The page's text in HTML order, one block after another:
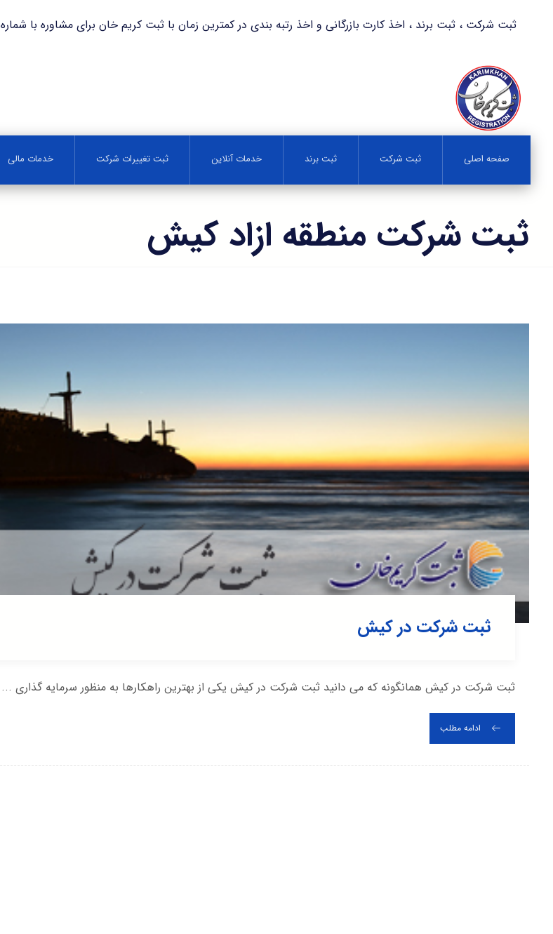
ثبت شرکت ، ثبت برند ، اخذ کارت بازرگانی و اخذ رتبه بندی در کمترین زمان با ثبت کریم خان برای مشاوره با شماره ۸۷۱۴۶ تماس حاصل فرمایید.
صفحه اصلی ثبت شرکت ثبت برند خدمات آنلاین ثبت تغییرات شرکت خدمات مالی
ثبت شرکت منطقه ازاد کیش
ثبت شرکت در کیش
ثبت شرکت در کیش همانگونه که می دانید ثبت شرکت در کیش یکی از بهترین راهکارها به منظور سرمایه گذاری ...
ادامه مطلب